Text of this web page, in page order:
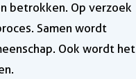
betrokken. Op verzoek
Samen wordt
Ook wordt het